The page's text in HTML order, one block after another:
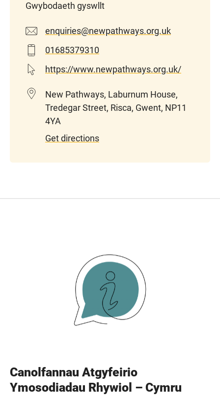
Gwybodaeth gyswllt
enquiries@newpathways.org.uk
01685379310
https://www.newpathways.org.uk/
New Pathways, Laburnum House,
Tredegar Street, Risca, Gwent, NP11
4YA
Get directions
Canolfannau Atgyfeirio
Ymosodiadau Rhywiol – Cymru